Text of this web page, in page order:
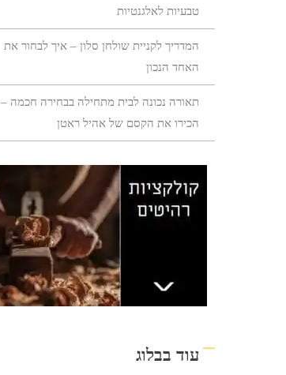
טבעיות לאלגנטיות
המדריך לקניית שולחן סלון – איך לבחור את
האחד הנכון
תאורה נכונה לבית מתחילה בבחירה חכמה –
הכירו את הקסם של אהיל ראטן
עוד בבלוג